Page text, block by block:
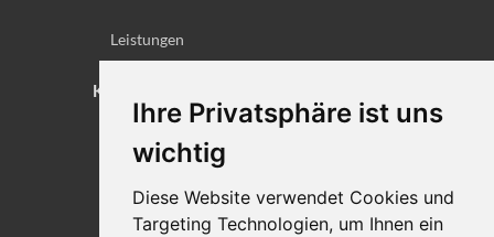
Ihre Privatsphäre ist uns
wichtig
Diese Website verwendet Cookies und
Targeting Technologien, um Ihnen ein
Leistungen
KONTAKT
Lageplan
Datenschutz